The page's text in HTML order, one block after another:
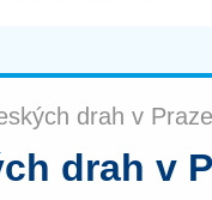
drah v
drah v